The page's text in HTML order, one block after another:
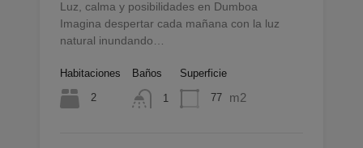
Luz, calma y posibilidades en Dumboa
Imagina despertar cada mañana con la luz
natural inundando…
Habitaciones
2
Baños
1
Superficie
77 m2